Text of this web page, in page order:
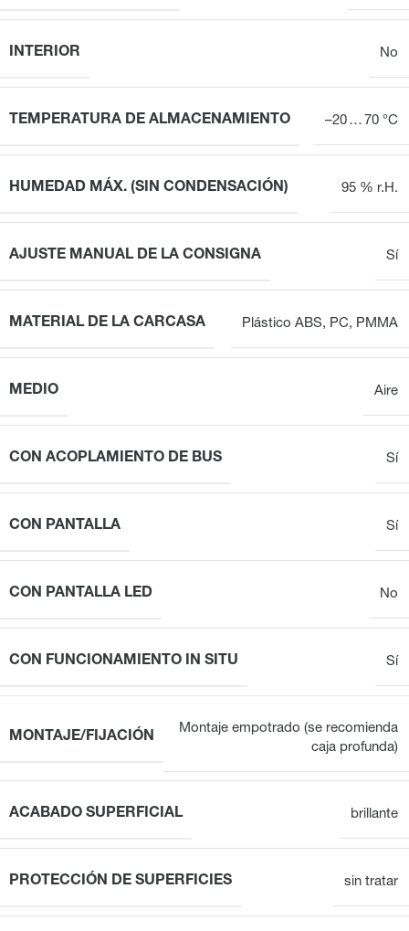
INTERIOR No
TEMPERATURA DE ALMACENAMIENTO –20 … 70 °C
HUMEDAD MÁX. (SIN CONDENSACIÓN) 95 % r.H.
AJUSTE MANUAL DE LA CONSIGNA Sí
MATERIAL DE LA CARCASA Plástico ABS, PC, PMMA
MEDIO Aire
CON ACOPLAMIENTO DE BUS Sí
CON PANTALLA Sí
CON PANTALLA LED No
CON FUNCIONAMIENTO IN SITU Sí
MONTAJE/FIJACIÓN
Montaje empotrado (se recomienda
caja profunda)
ACABADO SUPERFICIAL brillante
PROTECCIÓN DE SUPERFICIES sin tratar